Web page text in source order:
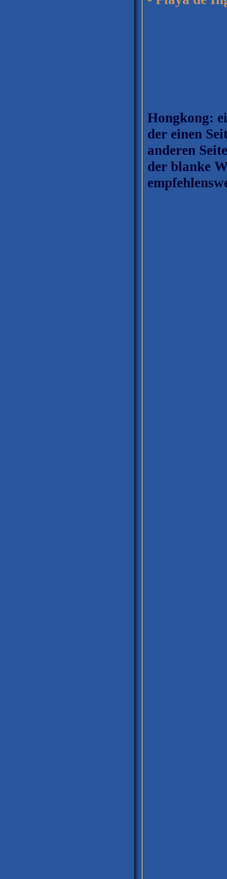
Hongkong:
der einen
anderen
der blanke